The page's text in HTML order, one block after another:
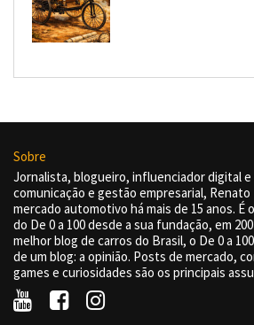
Sobre
Jornalista, blogueiro, influenciador digital e
comunicação e gestão empresarial, Renato
mercado automotivo há mais de 15 anos.
do De 0 a 100 desde a sua fundação, em
melhor blog de carros do Brasil, o De 0 a
de um blog: a opinião. Posts de mercado,
games e curiosidades são os principais